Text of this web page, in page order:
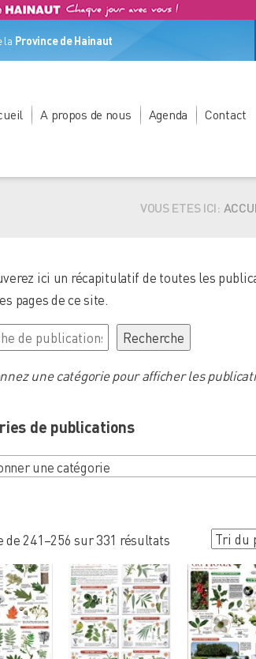
la Province de Hainaut
A propos de nous Agenda Contact
VOUS ETES ICI:
ici un récapitulatif de toutes les
pages de ce site.
Recherche
une catégorie pour afficher les
de publications
une catégorie
de 241–256 sur 331 résultatsTrié
du
plus
récent
plus